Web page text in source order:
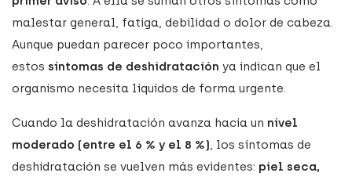
malestar general, fatiga, debilidad o dolor de cabeza.
Aunque puedan parecer poco importantes,
estos síntomas de deshidratación ya indican que el
organismo necesita líquidos de forma urgente.
Cuando la deshidratación avanza hacia un nivel
moderado (entre el 6 % y el 8 %), los síntomas de
deshidratación se vuelven más evidentes: piel seca,